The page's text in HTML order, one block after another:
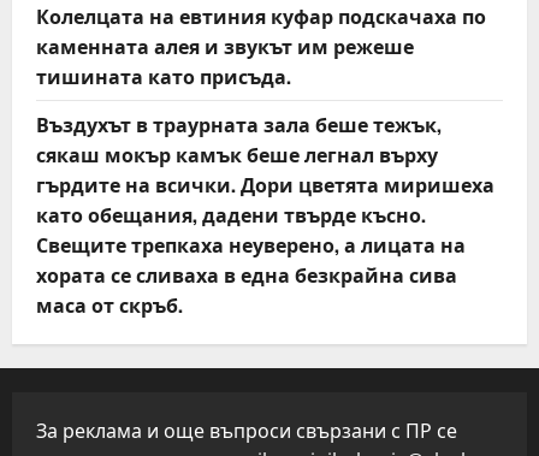
Колелцата на евтиния куфар подскачаха по
каменната алея и звукът им режеше
тишината като присъда.
Въздухът в траурната зала беше тежък,
сякаш мокър камък беше легнал върху
гърдите на всички. Дори цветята миришеха
като обещания, дадени твърде късно.
Свещите трепкаха неуверено, а лицата на
хората се сливаха в една безкрайна сива
маса от скръб.
За реклама и още въпроси свързани с ПР се